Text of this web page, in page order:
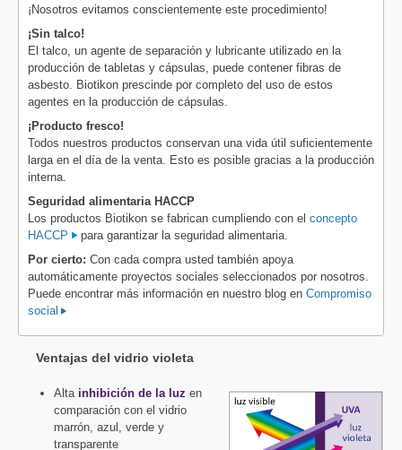
¡Nosotros evitamos conscientemente este procedimiento!
¡Sin talco!
El talco, un agente de separación y lubricante utilizado en la
producción de tabletas y cápsulas, puede contener fibras de
asbesto. Biotikon prescinde por completo del uso de estos
agentes en la producción de cápsulas.
¡Producto fresco!
Todos nuestros productos conservan una vida útil suficientemente
larga en el día de la venta. Esto es posible gracias a la producción
interna.
Seguridad alimentaria HACCP
Los productos Biotikon se fabrican cumpliendo con el concepto
HACCP
para garantizar la seguridad alimentaria.
Por cierto: Con cada compra usted también apoya
automáticamente proyectos sociales seleccionados por nosotros.
Puede encontrar más información en nuestro blog en Compromiso
social
Ventajas del vidrio violeta
Alta inhibición de la luz en
comparación con el vidrio
marrón, azul, verde y
transparente